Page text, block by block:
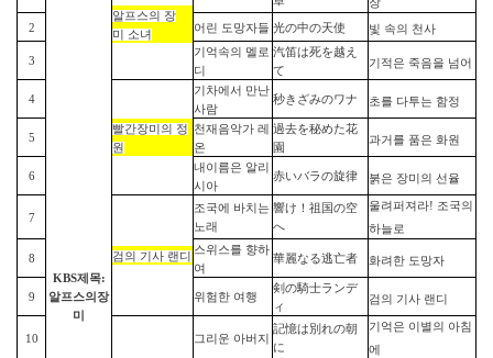
KBS제목:
알프스의 장
미
알프스의
장
미
소녀
장
2 어린 도망자들 光の中の天使 빛 속의 천사
3
기억속의 멜로
디
汽笛は死を越え
て
기적은 죽음을 넘어
4
빨간장미의
정
원
기차에서 만난
사람
秒きざみのワナ 초를 다투는 함정
5
천재음악가 레
온
過去を秘めた花
園
과거를 품은 화원
6
내이름은 알리
시아
赤いバラの旋律 붉은 장미의 선율
7
검의 기사 랜디
조국에 바치는
노래
響け！祖 国の空
へ
울려퍼져라! 조국의
하늘로
8
스위스를 향하
여
華麗なる逃亡者 화려한 도망자
9 위험한 여행
剣の騎士ランデ
ィ
검의 기사 랜디
10 그리운 아버지
記憶は別れの朝
に
기억은 이별의
아침
에